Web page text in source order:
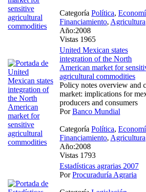
Categoría Política,
Financiamiento, Agricultura
Año:2008
Vistas 1965
United Mexican states
integration of the North
American market for
agricultural commodities
Policy notes overview and
market: implications for
producers and consumers
PorBanco Mundial
Categoría Política,
Financiamiento, Agricultura
Año:2008
Vistas 1793
Estadísticas agrarias 2007
PorProcuraduría Agraria